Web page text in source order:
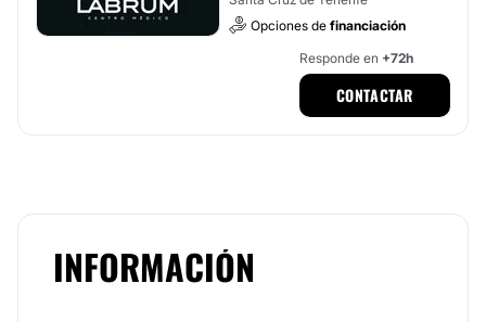
Opciones de financiación
Responde en +72h
CONTACTAR
INFORMACIÓN